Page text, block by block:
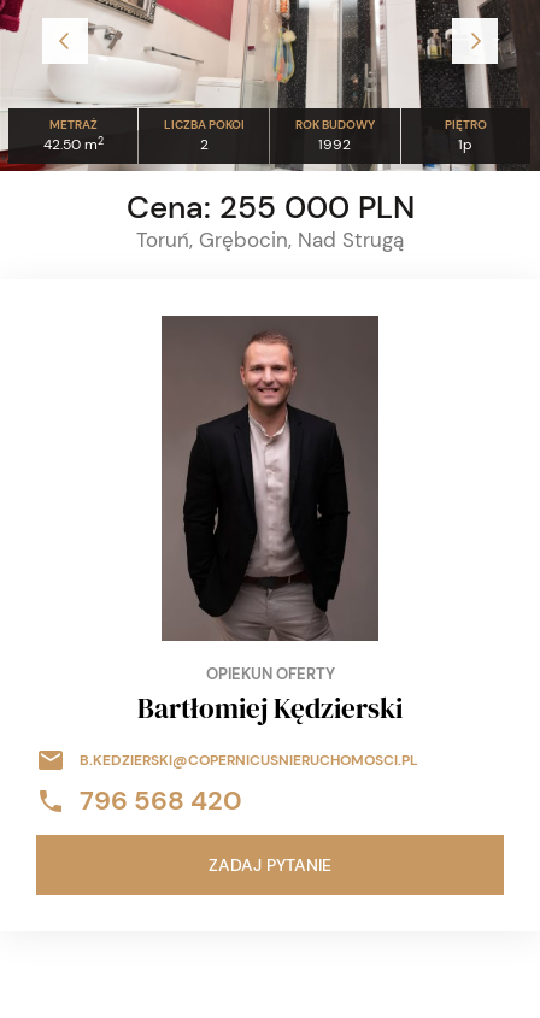
METRAŻ
42.50 m2
LICZBA POKOI
2
ROK BUDOWY
1992
PIĘTRO
1p
Cena: 255 000 PLN
Toruń, Grębocin, Nad Strugą
OPIEKUN OFERTY
Bartłomiej Kędzierski
B.KEDZIERSKI@COPERNICUSNIERUCHOMOSCI.PL
796 568 420
ZADAJ PYTANIE